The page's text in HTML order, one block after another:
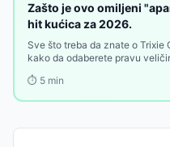
Zašto je ovo omiljeni
hit kućica za 2026.
Sve što treba da znate o
kako da odaberete pravu
⏱️ 5 min